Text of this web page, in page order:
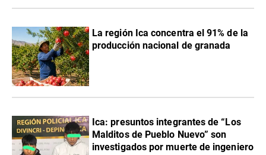
La región Ica concentra el 91% de la
producción nacional de granada
Ica: presuntos integrantes de “Los
Malditos de Pueblo Nuevo” son
investigados por muerte de ingeniero